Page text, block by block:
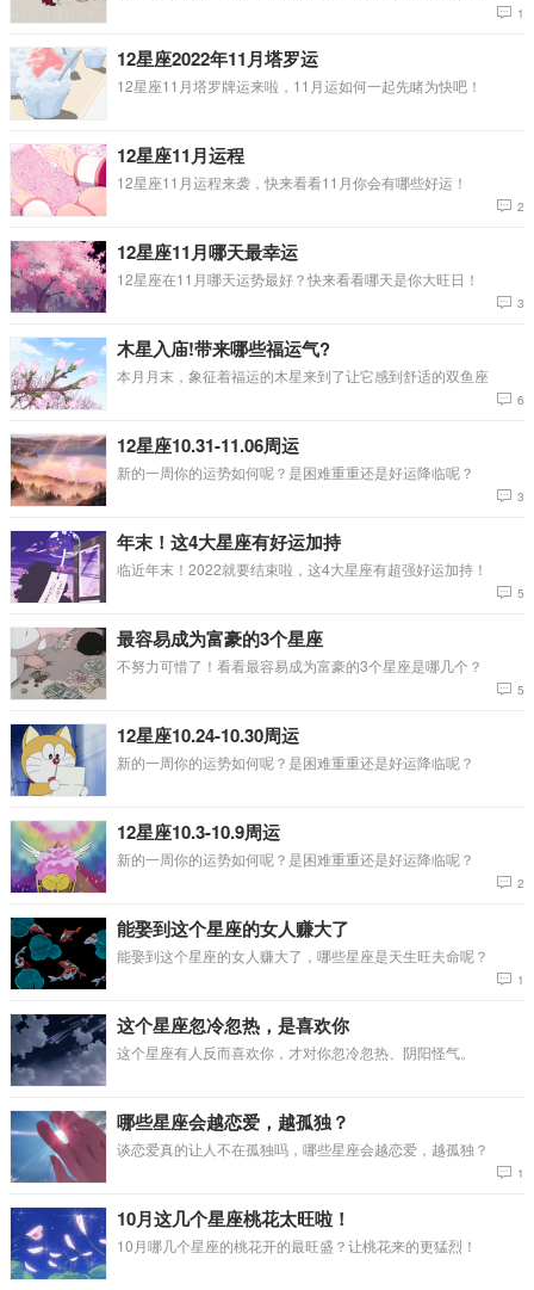
1
12星座2022年11月塔罗运
12星座11月塔罗牌运来啦，11月运如何一起先睹为快吧！
12星座11月运程
12星座11月运程来袭，快来看看11月你会有哪些好运！
2
12星座11月哪天最幸运
12星座在11月哪天运势最好？快来看看哪天是你大旺日！
3
木星入庙!带来哪些福运气?
本月月末，象征着福运的木星来到了让它感到舒适的双鱼座
6
12星座10.31-11.06周运
新的一周你的运势如何呢？是困难重重还是好运降临呢？
3
年末！这4大星座有好运加持
临近年末！2022就要结束啦，这4大星座有超强好运加持！
5
最容易成为富豪的3个星座
不努力可惜了！看看最容易成为富豪的3个星座是哪几个？
5
12星座10.24-10.30周运
新的一周你的运势如何呢？是困难重重还是好运降临呢？
12星座10.3-10.9周运
新的一周你的运势如何呢？是困难重重还是好运降临呢？
2
能娶到这个星座的女人赚大了
能娶到这个星座的女人赚大了，哪些星座是天生旺夫命呢？
1
这个星座忽冷忽热，是喜欢你
这个星座有人反而喜欢你，才对你忽冷忽热、阴阳怪气。
哪些星座会越恋爱，越孤独？
谈恋爱真的让人不在孤独吗，哪些星座会越恋爱，越孤独？
1
10月这几个星座桃花太旺啦！
10月哪几个星座的桃花开的最旺盛？让桃花来的更猛烈！